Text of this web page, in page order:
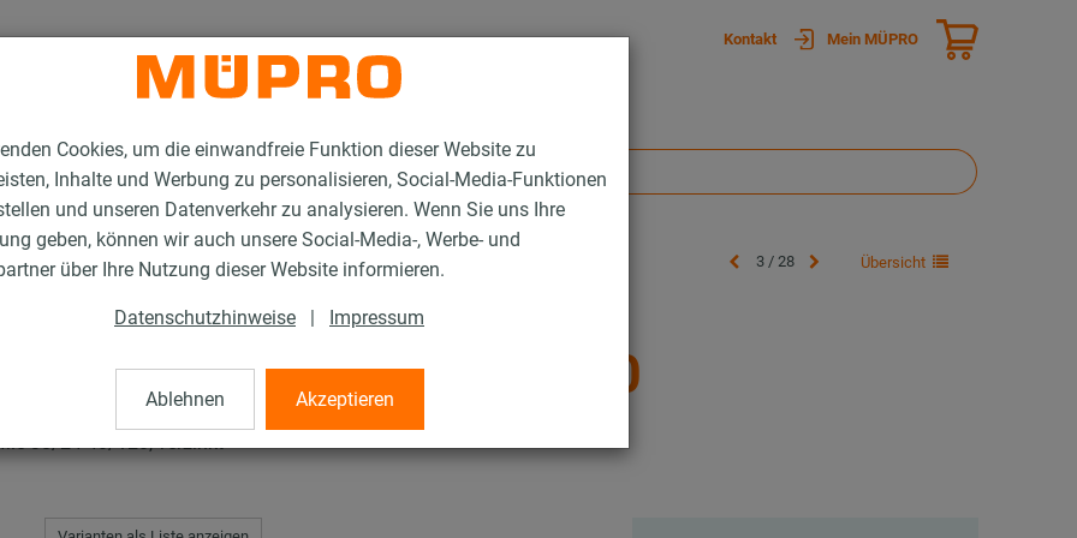
Cookies, um die einwandfreie Funktion dieser Website zu
Inhalte und Werbung zu personalisieren, Social-Media-Funktionen
und unseren Datenverkehr zu analysieren. Wenn Sie uns Ihre
geben, können wir auch unsere Social-Media-, Werbe- und
über Ihre Nutzung dieser Website informieren.
Datenschutzhinweise | Impressum
Ablehnen Akzeptieren
Kontakt Mein MÜPRO
MPC-Hammerkopfbefestiger 38/24 - 40/120 3 / 28 Übersicht
38/24 - 40/120
38/24-40/120, verzinkt